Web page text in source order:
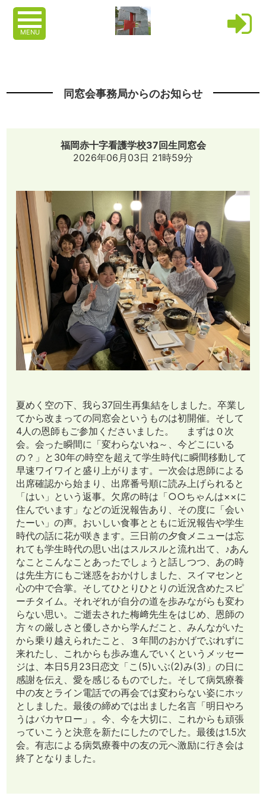
MENU
同窓会事務局からのお知らせ
福岡赤十字看護学校37回生同窓会
2026年06月03日 21時59分
夏めく空の下、我ら37回生再集結をしました。卒業し
てから改まっての同窓会というものは初開催。そして
4人の恩師もご参加くださいました。 まずは０次
会。会った瞬間に「変わらないね～、今どこにいる
の？」と30年の時空を超えて学生時代に瞬間移動して
早速ワイワイと盛り上がります。一次会は恩師による
出席確認から始まり、出席番号順に読み上げられると
「はい」という返事。欠席の時は「○○ちゃんは××に
住んでいます」などの近況報告あり、その度に「会い
たーい」の声。おいしい食事とともに近況報告や学生
時代の話に花が咲きます。三日前の夕食メニューは忘
れても学生時代の思い出はスルスルと流れ出て、♪あん
なことこんなことあったでしょうと話しつつ、あの時
は先生方にもご迷惑をおかけしました、スイマセンと
心の中で合掌。そしてひとりひとりの近況含めたスピ
ーチタイム。それぞれが自分の道を歩みながらも変わ
らない思い。ご逝去された梅﨑先生をはじめ、恩師の
方々の厳しさと優しさから学んだこと、みんながいた
から乗り越えられたこと、３年間のおかげでぶれずに
来れたし、これからも歩み進んでいくというメッセー
ジは、本日5月23日恋文「こ(5)いぶ(2)み(3)」の日に
感謝を伝え、愛を感じるものでした。そして病気療養
中の友とライン電話での再会では変わらない姿にホッ
としました。最後の締めでは出ました名言「明日やろ
うはバカヤロー」。今、今を大切に、これからも頑張
っていこうと決意を新たにしたのでした。最後は1.5次
会。有志による病気療養中の友の元へ激励に行き会は
終了となりました。